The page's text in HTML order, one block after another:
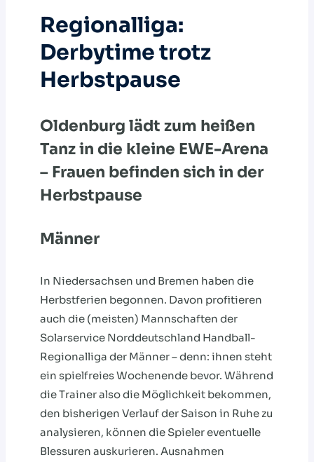
Regionalliga:
Derbytime trotz
Herbstpause
Oldenburg lädt zum heißen
Tanz in die kleine EWE-Arena
– Frauen befinden sich in der
Herbstpause
Männer
In Niedersachsen und Bremen haben die
Herbstferien begonnen. Davon profitieren
auch die (meisten) Mannschaften der
Solarservice Norddeutschland Handball-
Regionalliga der Männer – denn: ihnen steht
ein spielfreies Wochenende bevor. Während
die Trainer also die Möglichkeit bekommen,
den bisherigen Verlauf der Saison in Ruhe zu
analysieren, können die Spieler eventuelle
Blessuren auskurieren. Ausnahmen